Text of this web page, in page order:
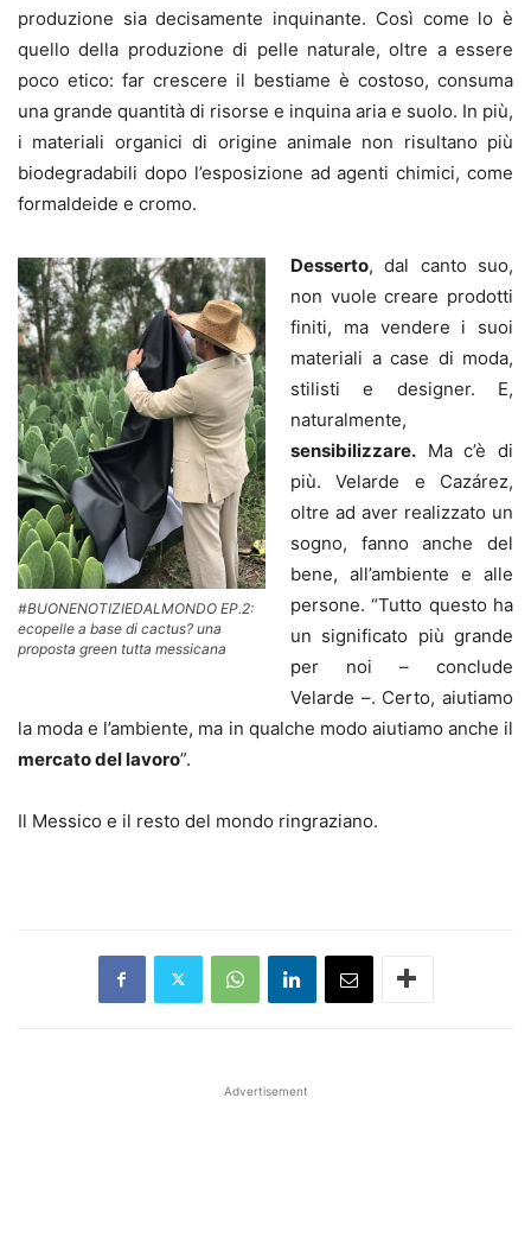
produzione sia decisamente inquinante. Così come lo è
quello della produzione di pelle naturale, oltre a essere
poco etico: far crescere il bestiame è costoso, consuma
una grande quantità di risorse e inquina aria e suolo. In più,
i materiali organici di origine animale non risultano più
biodegradabili dopo l’esposizione ad agenti chimici, come
formaldeide e cromo.
#BUONENOTIZIEDALMONDO EP.2:
ecopelle a base di cactus? una
proposta green tutta messicana
Desserto, dal canto suo,
non vuole creare prodotti
finiti, ma vendere i suoi
materiali a case di moda,
stilisti e designer. E,
naturalmente,
sensibilizzare. Ma c’è di
più. Velarde e Cazárez,
oltre ad aver realizzato un
sogno, fanno anche del
bene, all’ambiente e alle
persone. “Tutto questo ha
un significato più grande
per noi – conclude
Velarde –. Certo, aiutiamo
la moda e l’ambiente, ma in qualche modo aiutiamo anche il
mercato del lavoro”.
Il Messico e il resto del mondo ringraziano.
Advertisement